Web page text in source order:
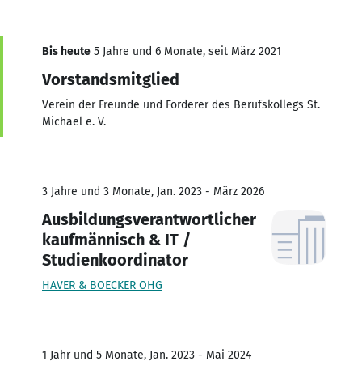
Bis heute 5 Jahre und 6 Monate, seit März 2021
Vorstandsmitglied
Verein der Freunde und Förderer des Berufskollegs St.
Michael e. V.
3 Jahre und 3 Monate, Jan. 2023 - März 2026
Ausbildungsverantwortlicher
kaufmännisch & IT /
Studienkoordinator
HAVER & BOECKER OHG
1 Jahr und 5 Monate, Jan. 2023 - Mai 2024